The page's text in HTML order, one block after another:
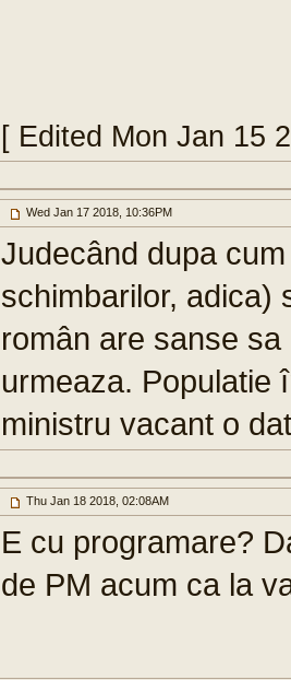
[ Edited Mon Jan 15
Wed Jan 17 2018, 10:36PM
Judecând dupa
schimbarilor, adica)
român are sanse
urmeaza. Populatie
ministru vacant o
Thu Jan 18 2018, 02:08AM
E cu programare?
de PM acum ca la